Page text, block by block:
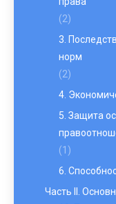
(2)
3.
норм
(2)
4.
5. Защита
(1)
6.
Часть II.